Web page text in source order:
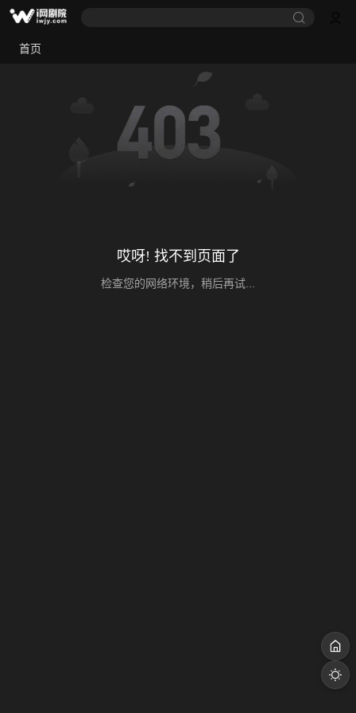
首页
哎呀! 找不到页面了
检查您的网络环境，稍后再试...